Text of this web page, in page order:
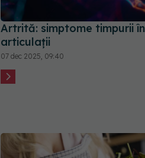
Artrită: simptome timpurii în
articulații
07 dec 2025, 09:40